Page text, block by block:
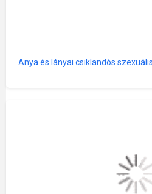
Anya és lányai csiklandós